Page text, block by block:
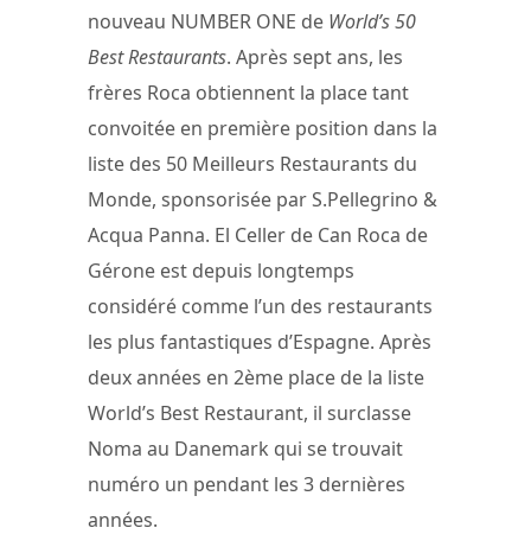
nouveau NUMBER ONE de World’s 50
Best Restaurants. Après sept ans, les
frères Roca obtiennent la place tant
convoitée en première position dans la
liste des 50 Meilleurs Restaurants du
Monde, sponsorisée par S.Pellegrino &
Acqua Panna. El Celler de Can Roca de
Gérone est depuis longtemps
considéré comme l’un des restaurants
les plus fantastiques d’Espagne. Après
deux années en 2ème place de la liste
World’s Best Restaurant, il surclasse
Noma au Danemark qui se trouvait
numéro un pendant les 3 dernières
années.